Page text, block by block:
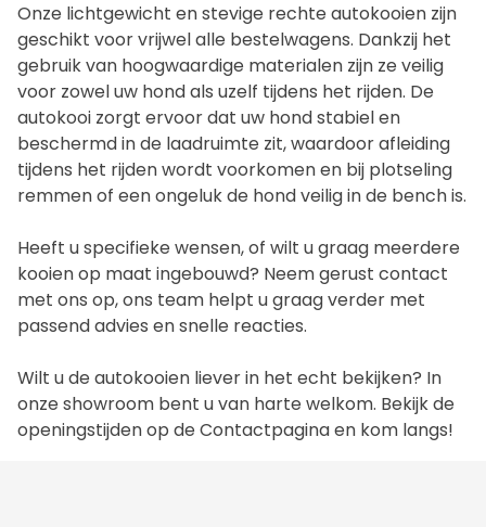
Onze lichtgewicht en stevige rechte autokooien zijn
geschikt voor vrijwel alle bestelwagens. Dankzij het
gebruik van hoogwaardige materialen zijn ze veilig
voor zowel uw hond als uzelf tijdens het rijden. De
autokooi zorgt ervoor dat uw hond stabiel en
beschermd in de laadruimte zit, waardoor afleiding
tijdens het rijden wordt voorkomen en bij plotseling
remmen of een ongeluk de hond veilig in de bench is.
Heeft u specifieke wensen, of wilt u graag meerdere
kooien op maat ingebouwd? Neem gerust contact
met ons op, ons team helpt u graag verder met
passend advies en snelle reacties.
Wilt u de autokooien liever in het echt bekijken? In
onze showroom bent u van harte welkom. Bekijk de
openingstijden op de Contactpaginaen kom langs!